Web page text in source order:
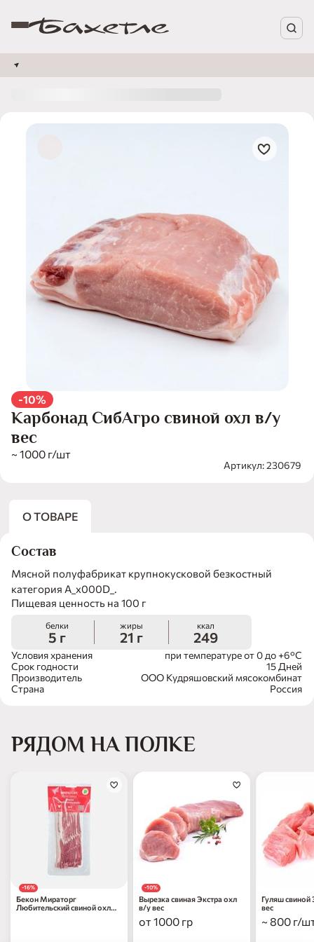
-10%
Карбонад СибАгро свиной охл в/у
вес
~ 1000 г/шт
Артикул: 230679
О ТОВАРЕ
Пищевая ценность на 100 г
белки
5 г
жиры
21 г
ккал
249
Условия хранения
при температуре от 0 до +6°С
Срок годности
15 Дней
Производитель
ООО Кудряшовский мясокомбинат
Страна
Россия
Состав
Мясной полуфабрикат крупнокусковой безкостный
категория А_x000D_.
РЯДОМ НА ПОЛКЕ
-16%
Бекон Мираторг
Любительский свиной охл
-10%
Вырезка свиная Экстра охл
в/у вес
от 1000 гр
Гуляш свиной
вес
~ 800 г/